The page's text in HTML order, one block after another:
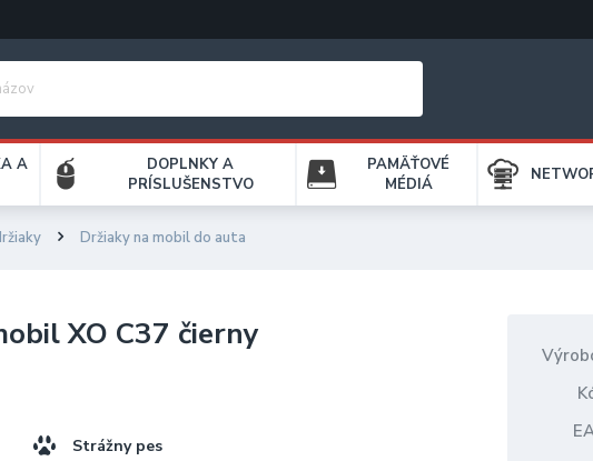
A
DOPLNKY A
PRÍSLUŠENSTVO
PAMÄŤOVÉ
MÉDIÁ
Držiaky na mobil do auta
XO C37 čierny
Strážny pes